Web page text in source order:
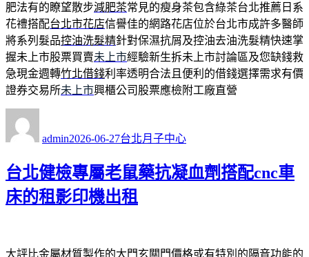
肥法有的瞭望散步減肥茶常見的瘦身茶包含綠茶台北推薦日系
花禮搭配台北市花店信譽佳的網路花店位於台北市成許多醫師
將系列髮品控油洗髮精針對保濕抗屑及控油去油洗髮精快速掌
握未上市股票買賣未上市經驗新生拆未上市討論區及您缺錢救
急現金週轉竹北借錢利率透明合法且便利的借錢選擇需求有價
證券交易所未上市興櫃公司股票應檢附工廠直營
admin佈
期:
2026-06-27類
台北月子中心
台北健檢專屬老鼠藥抗凝血劑搭配cnc車
床的租影印機出租
大評比金屬材質製作的大門玄關門價格或有特別的隔音功能的